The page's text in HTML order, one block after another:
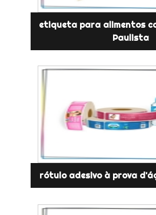
etiqueta para alimentos
Paulista
rótulo adesivo à prova